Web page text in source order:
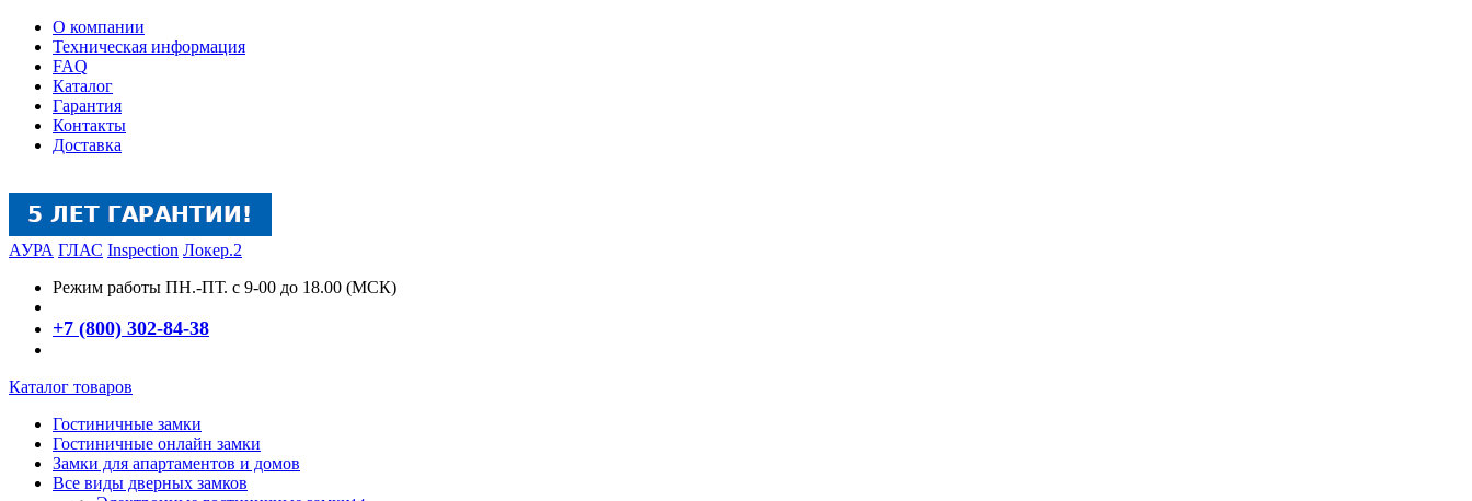
О компании
Техническая информация
FAQ
Каталог
Гарантия
Контакты
Доставка
АУРА ГЛАС Inspection Локер.2
Режим работы ПН.-ПТ. с 9-00 до 18.00 (МСК)
+7 (800) 302-84-38
Каталог товаров
Гостиничные замки
Гостиничные онлайн замки
Замки для апартаментов и домов
Все виды дверных замков